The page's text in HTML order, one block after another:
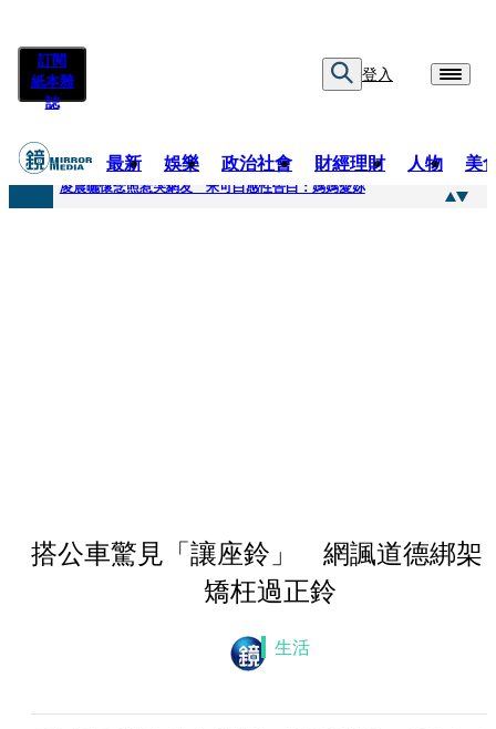
訂閱
紙本雜
誌
登入
最新 娛樂 政治社會 財經理財 人物 美
快訊
凌晨曬懷念照惹哭網友 米可白感性告白：媽媽愛妳
搭公車驚見「讓座鈴」 網諷道德綁架
矯枉過正鈴
生活